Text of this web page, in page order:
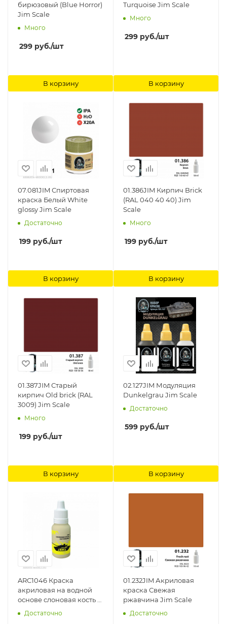
бирюзовый (Blue Horror)
Jim Scale
Много
299 руб./шт
В корзину
Turquoise Jim Scale
Много
299 руб./шт
В корзину
07.081JIM Спиртовая
краска Белый White
glossy Jim Scale
Достаточно
199 руб./шт
В корзину
01.386JIM Кирпич Brick
(RAL 040 40 40) Jim
Scale
Много
199 руб./шт
В корзину
01.387JIM Старый
кирпич Old brick (RAL
3009) Jim Scale
Много
199 руб./шт
В корзину
02.127JIM Модуляция
Dunkelgrau Jim Scale
Достаточно
599 руб./шт
В корзину
ARC1046 Краска
акриловая на водной
основе слоновая кость -
интерьеры 15мл Arma
Colors
Достаточно
01.232JIM Акриловая
краска Свежая
ржавчина Jim Scale
Достаточно